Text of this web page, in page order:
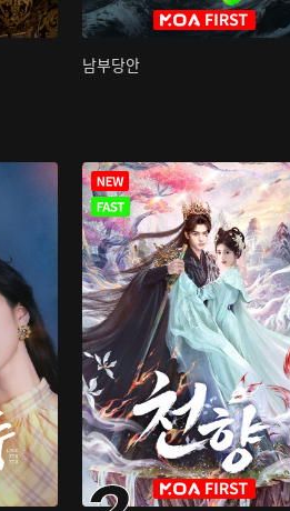
남부당안